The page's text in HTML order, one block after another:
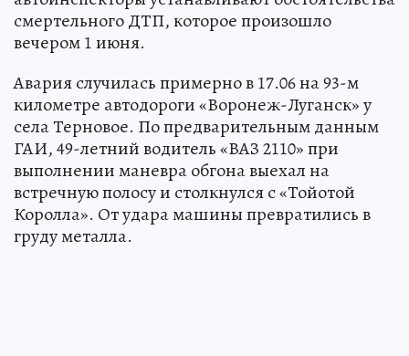
смертельного ДТП, которое произошло
вечером 1 июня.
Авария случилась примерно в 17.06 на 93-м
километре автодороги «Воронеж-Луганск» у
села Терновое. По предварительным данным
ГАИ, 49-летний водитель «ВАЗ 2110» при
выполнении маневра обгона выехал на
встречную полосу и столкнулся с «Тойотой
Королла». От удара машины превратились в
груду металла.